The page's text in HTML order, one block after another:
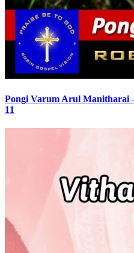
Pongi Varum Arul
11